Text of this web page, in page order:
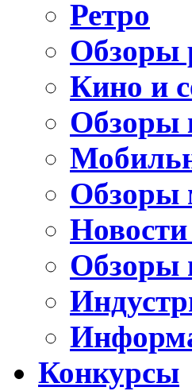
Ретро
Обзоры
Кино и
Обзоры
Обзоры
Обзоры
Конкурсы